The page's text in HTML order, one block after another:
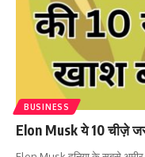
BUSINESS
Elon Musk ये 10 चीज़े